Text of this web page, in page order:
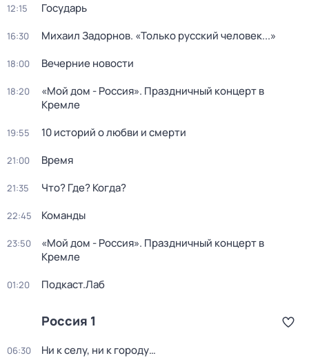
12:15 Государь
16:30 Михаил Задорнов. «Только русский человек...»
18:00 Вечерние новости
18:20
«Мой дом - Россия». Праздничный концерт в
Кремле
19:55 10 историй о любви и смерти
21:00 Время
21:35 Что? Где? Когда?
22:45 Команды
23:50
«Мой дом - Россия». Праздничный концерт в
Кремле
01:20 Подкаст.Лаб
Россия 1
06:30 Ни к селу, ни к городу…